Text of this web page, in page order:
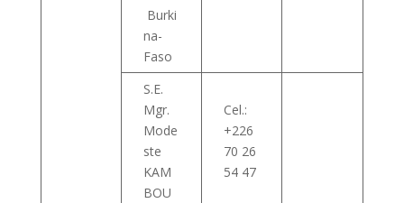
Burki
na-
Faso
S.E.
Mgr.
Mode
ste
KAM
BOU
Cel.:
+226
70 26
54 47